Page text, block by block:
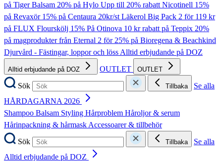
på Tiger Balsam 20% på Hylo Upp till 20% rabatt Nicotinell 15%
på Revaxör 15% på Centaura 20kr/st Läkerol Big Pack 2 för 119 kr
på FLUX Flourskölj 15% På Otinova 10 kr rabatt på Teppix 20%
på magprodukter från Eternal 2 för 25% på Bioregena & Beachkind
Djurvård - Fästingar, loppor och lössAlltid erbjudande på DOZ
Alltid erbjudande på DOZ OUTLET OUTLET
Sök Tillbaka
Se alla
HÅRDAGARNA 2026
Shampoo Balsam Styling Hårproblem Håroljor & serum
Hårinpackning & hårmaskAccessoarer & tillbehör
Sök
Tillbaka
Se alla
Alltid erbjudande på DOZ